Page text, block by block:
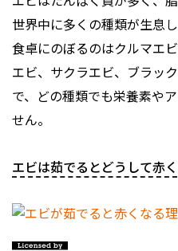
世界中に多くの種類が生息
食卓にのぼるのはクルマエ
エビ、サクラエビ、ブラッ
で、どの種類でも栄養素や
せん。
エビは茹でるとどうして赤